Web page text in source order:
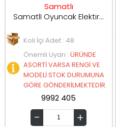
Samatlı
SamatlI Oyuncak Elektirikli Süpürge HJ619E
Koli İçi Adet : 48
Önemli Uyarı : ÜRÜNDE
ASORTİ VARSA RENGİ VE
MODELİ STOK DURUMUNA
GÖRE GÖNDERİLMEKTEDİR.
9992 405